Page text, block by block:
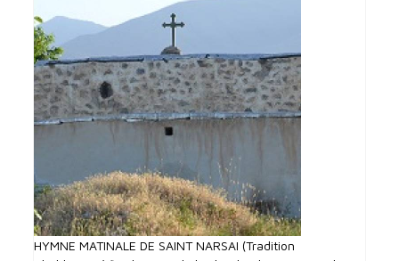
HYMNE MATINALE DE SAINT NARSAI (Tradition